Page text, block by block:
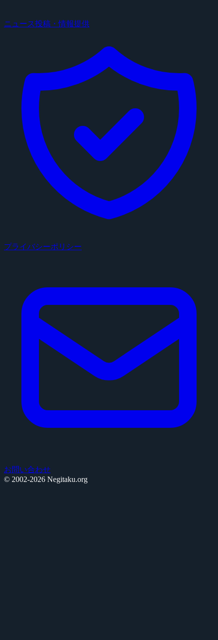
ニュース投稿・情報提供
プライバシーポリシー
お問い合わせ
© 2002-2026 Negitaku.org